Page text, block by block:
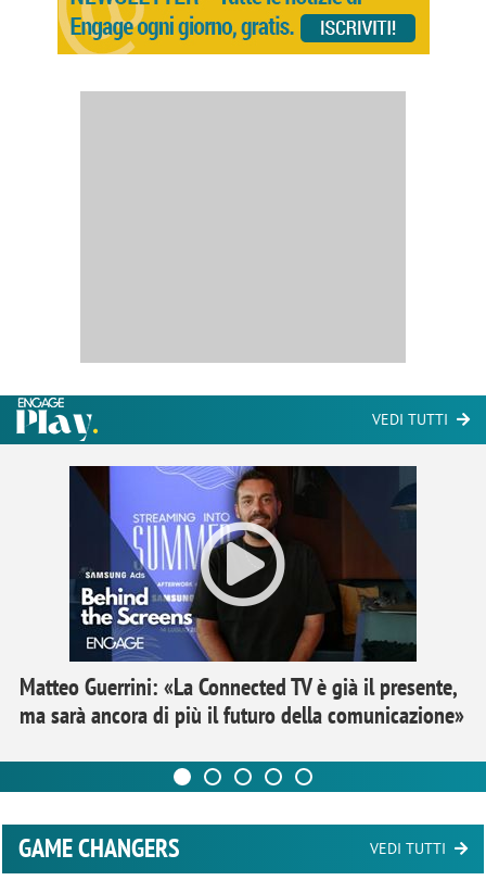
VEDI TUTTI
Matteo Guerrini: «La Connected TV è già il presente,
ma sarà ancora di più il futuro della comunicazione»
GAME CHANGERS VEDI TUTTI